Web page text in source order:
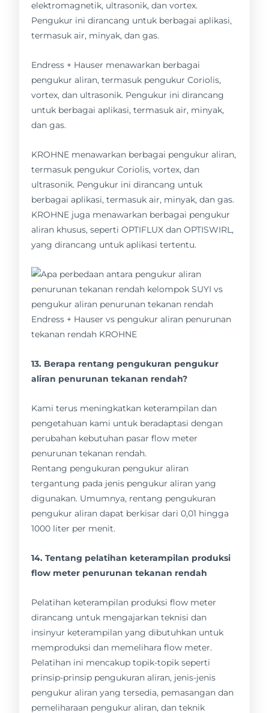
elektromagnetik, ultrasonik, dan vortex.
Pengukur ini dirancang untuk berbagai aplikasi,
termasuk air, minyak, dan gas.
Endress + Hauser menawarkan berbagai
pengukur aliran, termasuk pengukur Coriolis,
vortex, dan ultrasonik. Pengukur ini dirancang
untuk berbagai aplikasi, termasuk air, minyak,
dan gas.
KROHNE menawarkan berbagai pengukur aliran,
termasuk pengukur Coriolis, vortex, dan
ultrasonik. Pengukur ini dirancang untuk
berbagai aplikasi, termasuk air, minyak, dan gas.
KROHNE juga menawarkan berbagai pengukur
aliran khusus, seperti OPTIFLUX dan OPTISWIRL,
yang dirancang untuk aplikasi tertentu.
13. Berapa rentang pengukuran pengukur
aliran penurunan tekanan rendah?
Kami terus meningkatkan keterampilan dan
pengetahuan kami untuk beradaptasi dengan
perubahan kebutuhan pasar flow meter
penurunan tekanan rendah.
Rentang pengukuran pengukur aliran
tergantung pada jenis pengukur aliran yang
digunakan. Umumnya, rentang pengukuran
pengukur aliran dapat berkisar dari 0,01 hingga
1000 liter per menit.
14. Tentang pelatihan keterampilan produksi
flow meter penurunan tekanan rendah
Pelatihan keterampilan produksi flow meter
dirancang untuk mengajarkan teknisi dan
insinyur keterampilan yang dibutuhkan untuk
memproduksi dan memelihara flow meter.
Pelatihan ini mencakup topik-topik seperti
prinsip-prinsip pengukuran aliran, jenis-jenis
pengukur aliran yang tersedia, pemasangan dan
pemeliharaan pengukur aliran, dan teknik